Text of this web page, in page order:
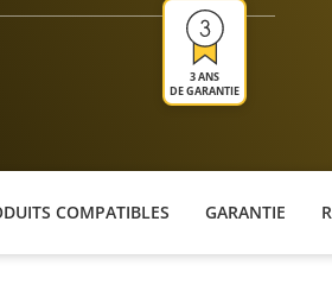
3 ANS
DE GARANTIE
COMPATIBLES GARANTIE